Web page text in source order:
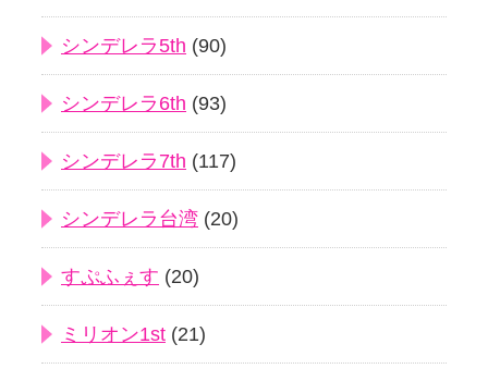
シンデレラ5th (90)
シンデレラ6th (93)
シンデレラ7th (117)
シンデレラ台湾 (20)
すぷふぇす (20)
ミリオン1st (21)